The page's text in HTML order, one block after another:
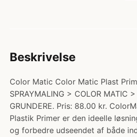
Beskrivelse
Color Matic Color Matic Plast
SPRAYMALING > COLOR MATIC
GRUNDERE. Pris: 88.00 kr.
Plastik Primer er den ideelle
og forbedre udseendet af både